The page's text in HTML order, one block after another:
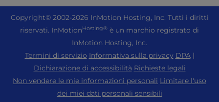
Hosting per rivenditori
Rivenditore VPS
WordPress Costruttore di siti web
Joomla Hosting
Laravel Hosting
Magento Hosting
Hosting server Minecraft
Hosting PHP
+44 2045 763722
Supporto Premier
Centro di assistenza
Risorse
Supporto alla comunità
Chi siamo
Sedi dei centri dati
Centro dati di Los Angeles
Centro dati di Ashburn
Copyright© 2002-2026 InMotion Hosting, Inc. Tutti i diritti
riservati. InMotionHosting® è un marchio registrato di
InMotion Hosting, Inc.
Termini di servizio Informativa sulla privacy DPA|
Dichiarazione di accessibilità Richieste legali
Non vendere le mie informazioni personali Limitare l'uso
dei miei dati personali sensibili